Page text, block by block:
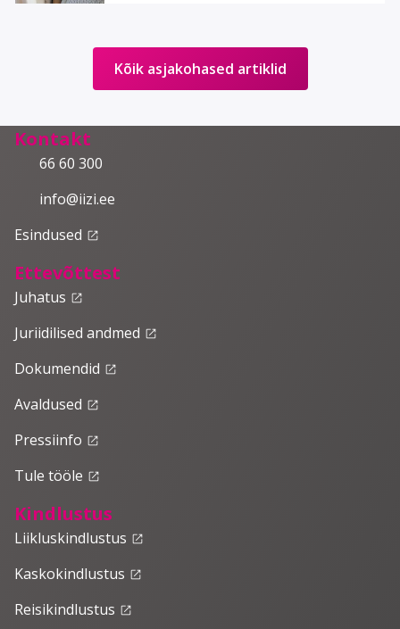
Kõik asjakohased artiklid
Kontakt
66 60 300
info@iizi.ee
Esindused launch
Ettevõttest
Juhatus launch
Juriidilised andmed launch
Dokumendid launch
Avaldused launch
Pressiinfo launch
Tule tööle launch
Kindlustus
Liikluskindlustus launch
Kaskokindlustus launch
Reisikindlustus launch